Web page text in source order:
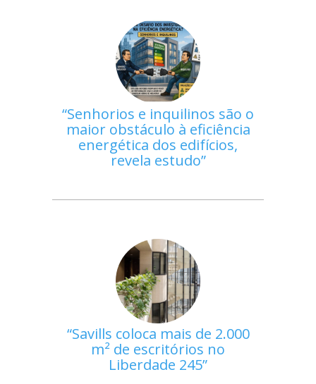
Senhorios e inquilinos são o
maior obstáculo à eficiência
energética dos edifícios,
revela estudo
Savills coloca mais de 2.000
m² de escritórios no
Liberdade 245